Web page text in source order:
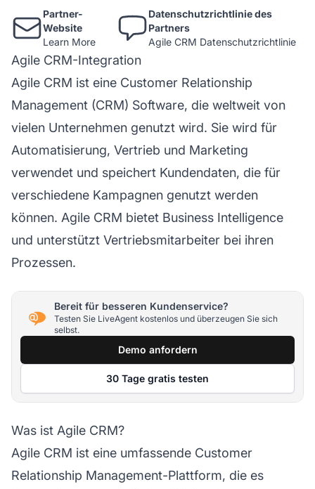
Partner-
Website
Learn More
Datenschutzrichtlinie des
Partners
Agile CRM Datenschutzrichtlinie
Agile CRM-Integration
Agile CRM ist eine Customer Relationship
Management (CRM) Software, die weltweit von
vielen Unternehmen genutzt wird. Sie wird für
Automatisierung, Vertrieb und Marketing
verwendet und speichert Kundendaten, die für
verschiedene Kampagnen genutzt werden
können. Agile CRM bietet Business Intelligence
und unterstützt Vertriebsmitarbeiter bei ihren
Prozessen.
Bereit für besseren Kundenservice?
Testen Sie LiveAgent kostenlos und überzeugen Sie sich
selbst.
Demo anfordern
30 Tage gratis testen
Was ist Agile CRM?
Agile CRM ist eine umfassende Customer
Relationship Management-Plattform, die es